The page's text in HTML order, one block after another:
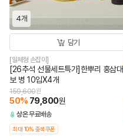
4개
담기
[일체형 손잡이]
[26추석 선물세트특가]한뿌리 홍삼대
보 병 10입X4개
159,600원
50% 79,800원
상온무료배송
최대 10% 중복쿠폰